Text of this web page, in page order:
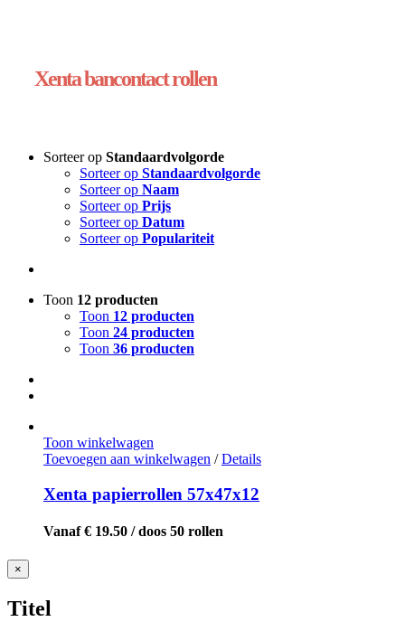
Xenta bancontact rollen
Sorteer op Standaardvolgorde
Sorteer op Standaardvolgorde
Sorteer op Naam
Sorteer op Prijs
Sorteer op Datum
Sorteer op Populariteit
Toon 12 producten
Toon 12 producten
Toon 24 producten
Toon 36 producten
Toon winkelwagen
Toevoegen aan winkelwagen / Details
Xenta papierrollen 57x47x12
Vanaf € 19.50 / doos 50 rollen
Close
product
view
×
Titel